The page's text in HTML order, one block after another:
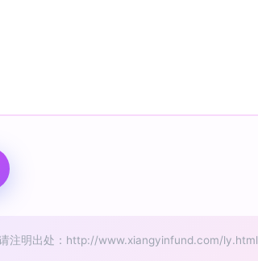
注明出处：http://www.xiangyinfund.com/ly.html